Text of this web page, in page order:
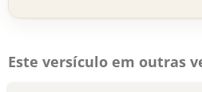
Este versículo em outras